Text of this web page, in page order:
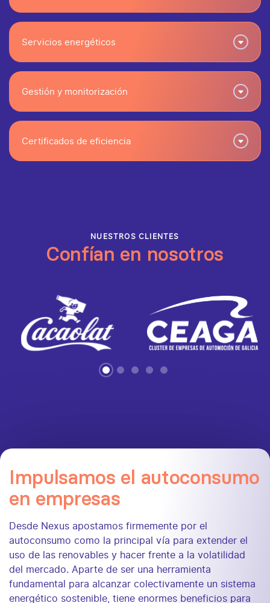
Servicios energéticos
Gestión y monitorización
Certificados de eficiencia
NUESTROS CLIENTES
Confían en nosotros
Impulsamos el autoconsumo
en empresas
Desde Nexus apostamos firmemente por el
autoconsumo como la principal vía para extender el
uso de las renovables y hacer frente a la volatilidad
del mercado. Aparte de ser una herramienta
fundamental para alcanzar colectivamente un sistema
energético sostenible, tiene enormes beneficios para